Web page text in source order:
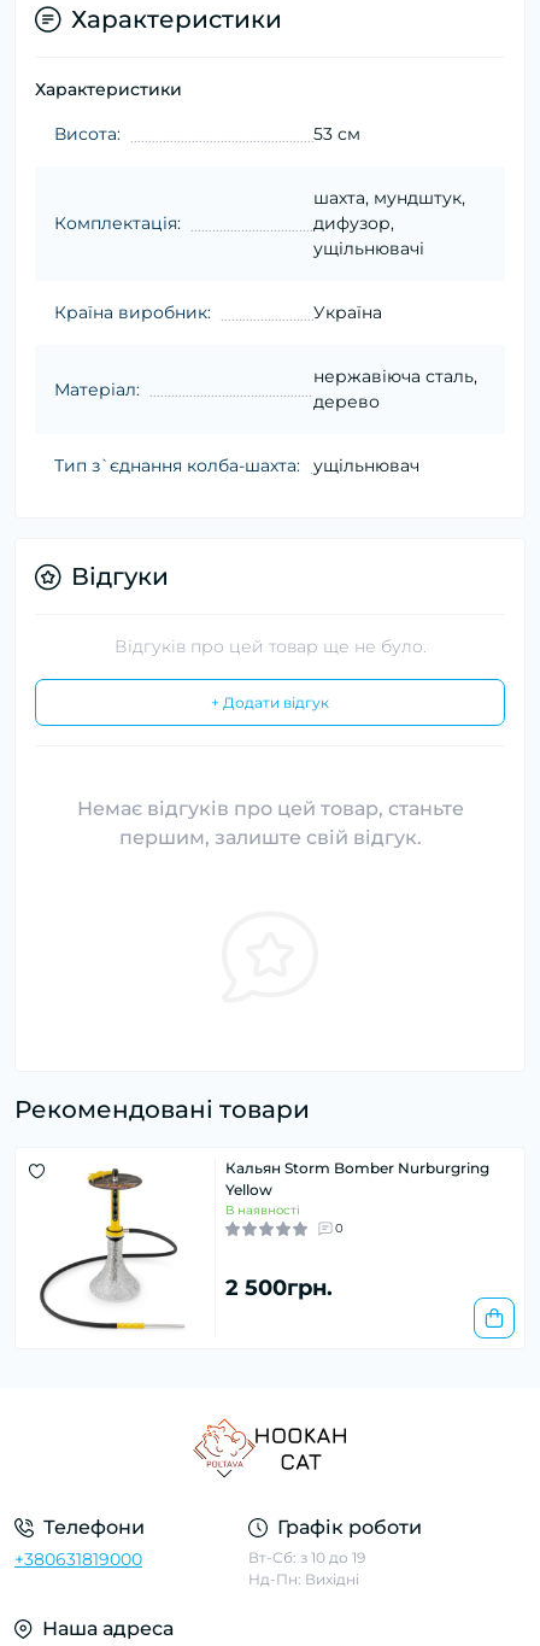
Характеристики
Характеристики
Висота: 53 см
Комплектація:
шахта, мундштук,
дифузор,
ущільнювачі
Країна виробник: Україна
Матеріал:
нержавіюча сталь,
дерево
Тип з`єднання колба-шахта: ущільнювач
Відгуки
Відгуків про цей товар ще не було.
+ Додати відгук
Немає відгуків про цей товар, станьте
першим, залиште свій відгук.
Рекомендовані товари
Кальян Storm Bomber Nurburgring
Yellow
В наявності
0
2 500грн.
Телефони
+380631819000
Графік роботи
Вт-Сб: з 10 до 19
Нд-Пн: Вихідні
Наша адреса